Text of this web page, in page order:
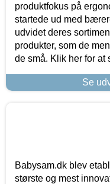
produktfokus på
startede ud med
udvidet deres
produkter, som de
de små. Klik her for at
Se
Babysam.dk blev
største og mest